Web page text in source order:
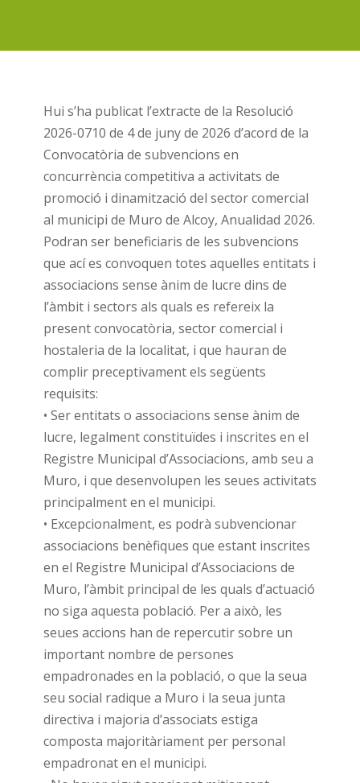
Hui s’ha publicat l’extracte de la Resolució
2026-0710 de 4 de juny de 2026 d’acord de la
Convocatòria de subvencions en
concurrència competitiva a activitats de
promoció i dinamització del sector comercial
al municipi de Muro de Alcoy, Anualidad 2026.
Podran ser beneficiaris de les subvencions
que ací es convoquen totes aquelles entitats i
associacions sense ànim de lucre dins de
l’àmbit i sectors als quals es refereix la
present convocatòria, sector comercial i
hostaleria de la localitat, i que hauran de
complir preceptivament els següents
requisits:
• Ser entitats o associacions sense ànim de
lucre, legalment constituïdes i inscrites en el
Registre Municipal d’Associacions, amb seu a
Muro, i que desenvolupen les seues activitats
principalment en el municipi.
• Excepcionalment, es podrà subvencionar
associacions benèfiques que estant inscrites
en el Registre Municipal d’Associacions de
Muro, l’àmbit principal de les quals d’actuació
no siga aquesta població. Per a això, les
seues accions han de repercutir sobre un
important nombre de persones
empadronades en la població, o que la seua
seu social radique a Muro i la seua junta
directiva i majoria d’associats estiga
composta majoritàriament per personal
empadronat en el municipi.